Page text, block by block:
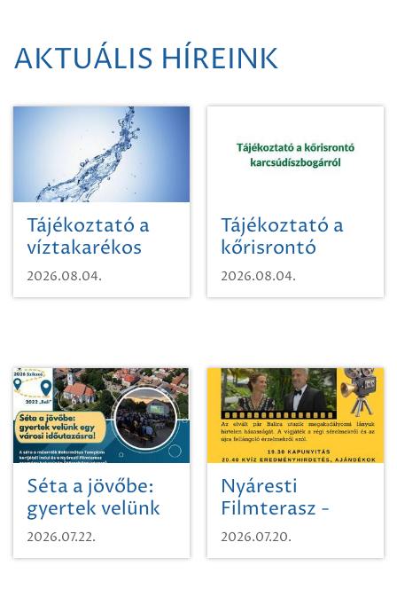
AKTUÁLIS HÍREINK
Tájékoztató a
víztakarékos
vízhasználatról
2026.08.04.
Tájékoztató a
kőrisrontó
karcsúdíszbogárról
2026.08.04.
Séta a jövőbe:
gyertek velünk
egy városi
időutazásra!
2026.07.22.
Nyáresti
Filmterasz -
Beugró a
Paradicsomba
2026.07.20.